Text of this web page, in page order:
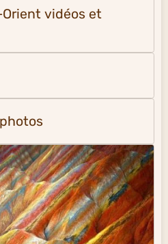
vidéos et